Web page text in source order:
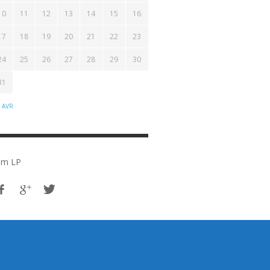
11 12 13 14 15 16
18 19 20 21 22 23
25 26 27 28 29 30
LP